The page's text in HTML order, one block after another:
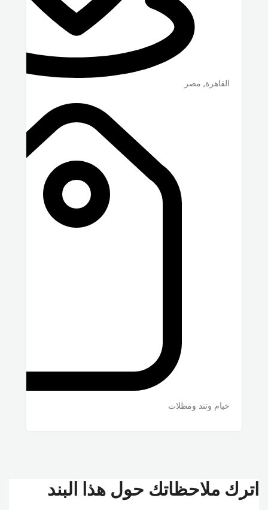
القاهرة, مصر
خيام وتند ومظلات
اترك ملاحظاتك حول هذا البند